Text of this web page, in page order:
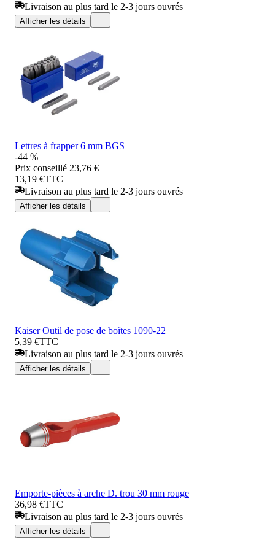
Livraison au plus tard le 2-3 jours ouvrés
Afficher les détails
Lettres à frapper 6 mm BGS
-44 %
Prix conseillé 23,76 €
13,19 €TTC
Livraison au plus tard le 2-3 jours ouvrés
Afficher les détails
Kaiser Outil de pose de boîtes 1090-22
5,39 €TTC
Livraison au plus tard le 2-3 jours ouvrés
Afficher les détails
Emporte-pièces à arche D. trou 30 mm rouge
36,98 €TTC
Livraison au plus tard le 2-3 jours ouvrés
Afficher les détails